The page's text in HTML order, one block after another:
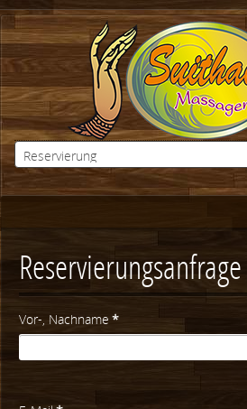
Reservierungsanfrage
Vor-, Nachname *